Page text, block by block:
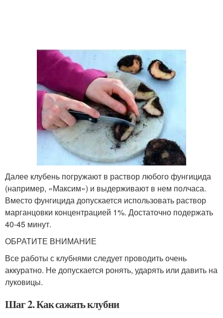
Далее клубень погружают в раствор любого фунгицида
(например, «Максим») и выдерживают в нем полчаса.
Вместо фунгицида допускается использовать раствор
марганцовки концентрацией 1%. Достаточно подержать
40-45 минут.
ОБРАТИТЕ ВНИМАНИЕ
Все работы с клубнями следует проводить очень
аккуратно. Не допускается ронять, ударять или давить на
луковицы.
Шаг 2. Как сажать клубни